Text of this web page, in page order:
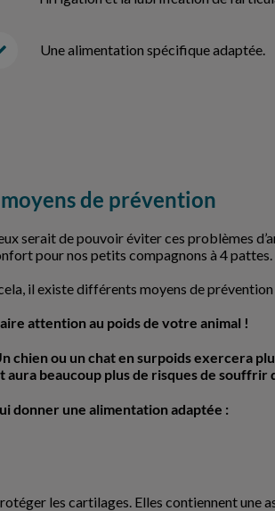
Une alimentation spécifique adaptée.
moyens de prévention
serait de pouvoir éviter ces problèmes
pour nos petits compagnons à 4 pattes.
il existe différents moyens de prévention
attention au poids de votre animal !
chien ou un chat en surpoids exercera
aura beaucoup plus de risques de souffrir
donner une alimentation adaptée :
les cartilages. Elles contiennent une